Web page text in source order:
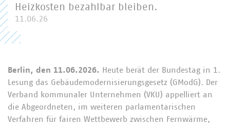
Heizkosten bezahlbar bleiben.
11.06.26
Berlin, den 11.06.2026. Heute berät der Bundestag in 1.
Lesung das Gebäudemodernisierungsgesetz (GModG). Der
Verband kommunaler Unternehmen (VKU) appelliert an
die Abgeordneten, im weiteren parlamentarischen
Verfahren für fairen Wettbewerb zwischen Fernwärme,